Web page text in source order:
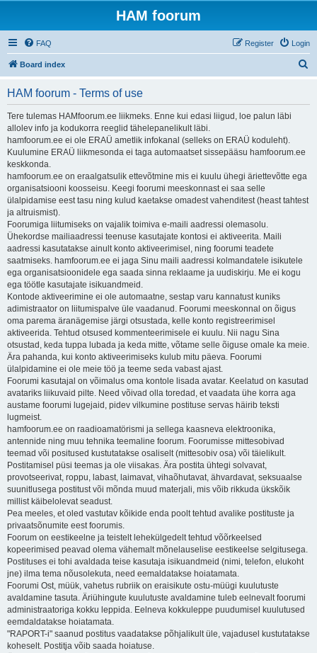
HAM foorum
FAQ Login
Register
Board index
HAM foorum - Terms of use
Tere tulemas HAMfoorum.ee liikmeks. Enne kui edasi liigud, loe palun läbi
allolev info ja kodukorra reeglid tähelepanelikult läbi.
hamfoorum.ee ei ole ERAÜ ametlik infokanal (selleks on ERAÜ koduleht).
Kuulumine ERAÜ liikmesonda ei taga automaatset sissepääsu hamfoorum.ee
keskkonda.
hamfoorum.ee on eraalgatsulik ettevõtmine mis ei kuulu ühegi äriettevõtte ega
organisatsiooni koosseisu. Keegi foorumi meeskonnast ei saa selle
ülalpidamise eest tasu ning kulud kaetakse omadest vahenditest (heast tahtest
ja altruismist).
Foorumiga liitumiseks on vajalik toimiva e-maili aadressi olemasolu.
Ühekordse mailiaadressi teenuse kasutajate kontosi ei aktiveerita. Maili
aadressi kasutatakse ainult konto aktiveerimisel, ning foorumi teadete
saatmiseks. hamfoorum.ee ei jaga Sinu maili aadressi kolmandatele isikutele
ega organisatsioonidele ega saada sinna reklaame ja uudiskirju. Me ei kogu
ega töötle kasutajate isikuandmeid.
Kontode aktiveerimine ei ole automaatne, sestap varu kannatust kuniks
adimistraator on liitumispalve üle vaadanud. Foorumi meeskonnal on õigus
oma parema äranägemise järgi otsustada, kelle konto registreerimisel
aktiveerida. Tehtud otsused kommenteerimisele ei kuulu. Nii nagu Sina
otsustad, keda tuppa lubada ja keda mitte, võtame selle õiguse omale ka meie.
Ära pahanda, kui konto aktiveerimiseks kulub mitu päeva. Foorumi
ülalpidamine ei ole meie töö ja teeme seda vabast ajast.
Foorumi kasutajal on võimalus oma kontole lisada avatar. Keelatud on kasutad
avatariks liikuvaid pilte. Need võivad olla toredad, et vaadata ühe korra aga
austame foorumi lugejaid, pidev vilkumine postituse servas häirib teksti
lugmeist.
hamfoorum.ee on raadioamatörismi ja sellega kaasneva elektroonika,
antennide ning muu tehnika teemaline foorum. Foorumisse mittesobivad
teemad või positused kustutatakse osaliselt (mittesobiv osa) või täielikult.
Postitamisel püsi teemas ja ole viisakas. Ära postita ühtegi solvavat,
provotseerivat, roppu, labast, laimavat, vihaõhutavat, ähvardavat, seksuaalse
suunitlusega postitust või mõnda muud materjali, mis võib rikkuda ükskõik
millist käibelolevat seadust.
Pea meeles, et oled vastutav kõikide enda poolt tehtud avalike postituste ja
privaatsõnumite eest foorumis.
Foorum on eestikeelne ja teistelt lehekülgedelt tehtud võõrkeelsed
kopeerimised peavad olema vähemalt mõnelauselise eestikeelse selgitusega.
Postituses ei tohi avaldada teise kasutaja isikuandmeid (nimi, telefon, elukoht
jne) ilma tema nõusolekuta, need eemaldatakse hoiatamata.
Foorumi Ost, müük, vahetus rubriik on eraisikute ostu-müügi kuulutuste
avaldamine tasuta. Äriühingute kuulutuste avaldamine tuleb eelnevalt foorumi
administraatoriga kokku leppida. Eelneva kokkuleppe puudumisel kuulutused
eemdaldatakse hoiatamata.
"RAPORT-i" saanud postitus vaadatakse põhjalikult üle, vajadusel kustutatakse
koheselt. Postitja võib saada hoiatuse.